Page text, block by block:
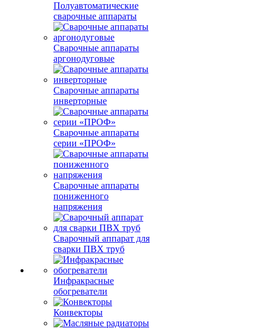
Полуавтоматические
сварочные аппараты
Сварочные аппараты
аргонодуговые
Сварочные аппараты
инверторные
Сварочные аппараты
серии «ПРОФ»
Сварочные аппараты
пониженного
напряжения
Сварочный аппарат для
сварки ПВХ труб
Инфракрасные
обогреватели
Конвекторы